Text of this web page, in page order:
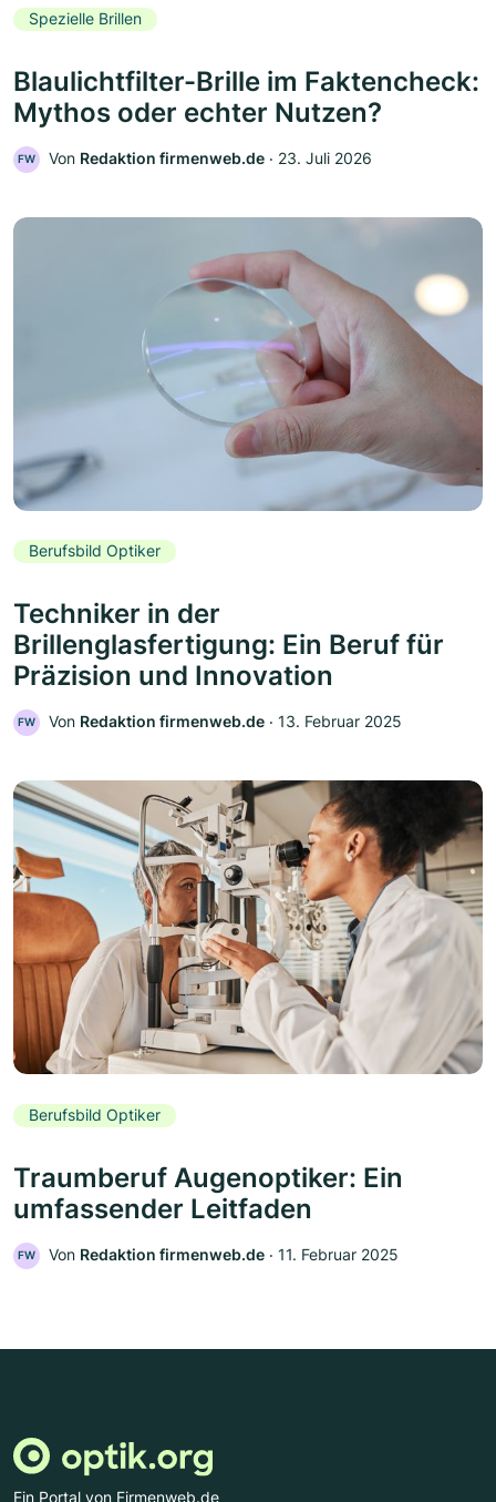
Spezielle Brillen
Blaulichtfilter-Brille im Faktencheck:
Mythos oder echter Nutzen?
FW Von Redaktion firmenweb.de ‧ 23. Juli 2026
Berufsbild Optiker
Techniker in der
Brillenglasfertigung: Ein Beruf für
Präzision und Innovation
FW Von Redaktion firmenweb.de ‧ 13. Februar 2025
Berufsbild Optiker
Traumberuf Augenoptiker: Ein
umfassender Leitfaden
FW Von Redaktion firmenweb.de ‧ 11. Februar 2025
Ein Portal von Firmenweb.de